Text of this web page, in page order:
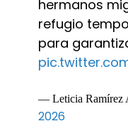
hermanos
refugio
para
— Leticia Ramírez
2026